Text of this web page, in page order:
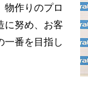
作りのプロ
に努め、お客
一番を目指し